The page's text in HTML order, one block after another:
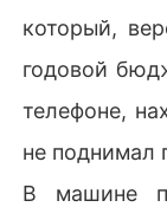
который,
годовой
телефоне,
не поднимал
В машине